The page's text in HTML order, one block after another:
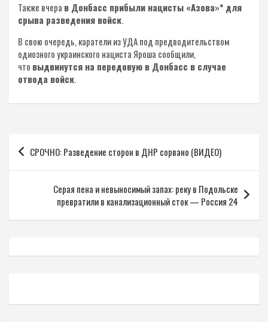
Также вчера в Донбасс прибыли нацисты «Азова»* для
срыва разведения войск.
В свою очередь, каратели из УДА под предводительством
одиозного украинского нациста Яроша сообщили,
что выдвинутся на передовую в Донбасс в случае
отвода войск.
Навигация
по
записям
СРОЧНО: Разведение сторон в ДНР сорвано (ВИДЕО)
Серая пена и невыносимый запах: реку в Подольске
превратили в канализационный сток — Россия 24